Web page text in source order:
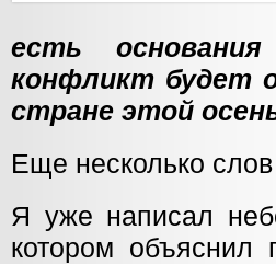
есть
конфликт будет
стране этой
Еще несколько
Я уже написал
котором